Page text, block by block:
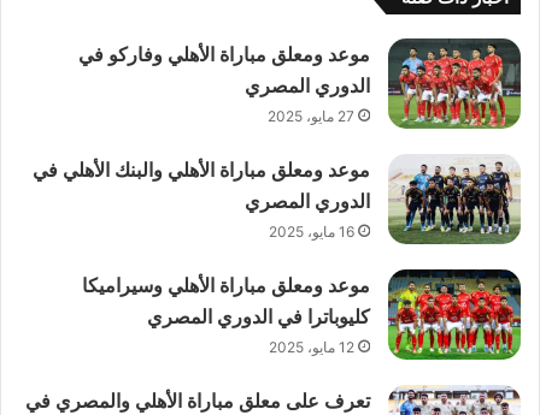
موعد ومعلق مباراة الأهلي وفاركو في
الدوري المصري
27 مايو، 2025
موعد ومعلق مباراة الأهلي والبنك الأهلي في
الدوري المصري
16 مايو، 2025
موعد ومعلق مباراة الأهلي وسيراميكا
كليوباترا في الدوري المصري
12 مايو، 2025
تعرف على معلق مباراة الأهلي والمصري في